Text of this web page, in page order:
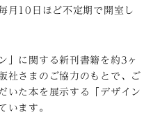
月10日ほど不定期で開室し
」に関する新刊書籍を約3ヶ
社さまのご協力のもとで、ご
いた本を展示する「デザイン
います。